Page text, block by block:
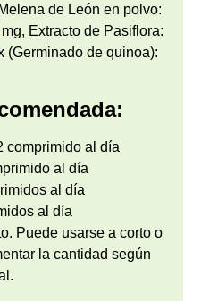
de León en polvo:
Extracto de Pasiflora:
(Germinado de quinoa):
comprimido al día
al día
al día
al día
Puede usarse a corto o
la cantidad según